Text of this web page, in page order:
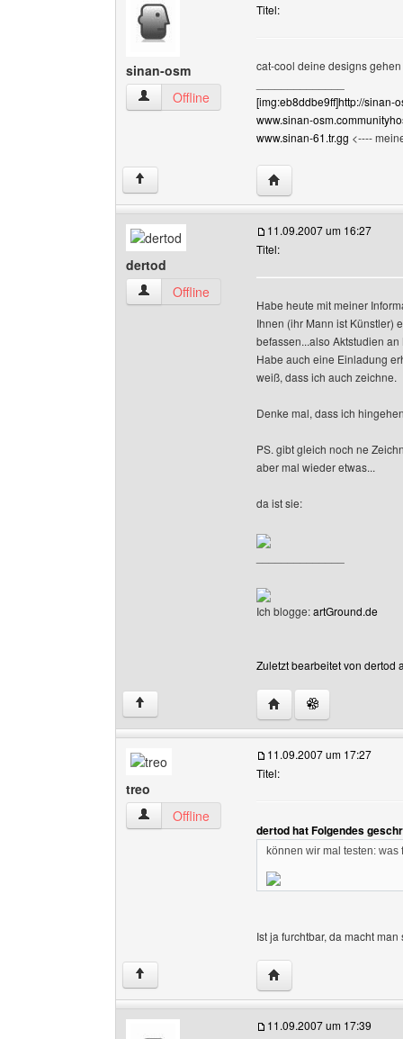
sinan-osm
sinan-osm Benutzer-Profile anzeigen
Offline
Titel:
cat-cool deine designs
[img:eb8ddbe9ff]http://sinan-
www.sinan-
www.sinan-61.tr.gg <----
↑ Website dieses
dertod
dertod Benutzer-Profile anzeigen
Offline
11.09.2007 um 16:27
Titel:
Habe heute mit meiner
Ihnen (ihr Mann ist Künstler)
befassen...also Aktstudien
Habe auch eine Einladung
weiß, dass ich auch zeichne.
Denke mal, dass ich
PS. gibt gleich noch ne
aber mal wieder etwas...
da ist sie:
Ich blogge:artGround.de
Zuletzt bearbeitet von dertod
↑ Website dieses
treo
treo Benutzer-Profile anzeigen
Offline
11.09.2007 um 17:27
Titel:
dertod hat Folgendes
können wir mal testen:
Ist ja furchtbar, da macht
↑ Website dieses
11.09.2007 um 17:39